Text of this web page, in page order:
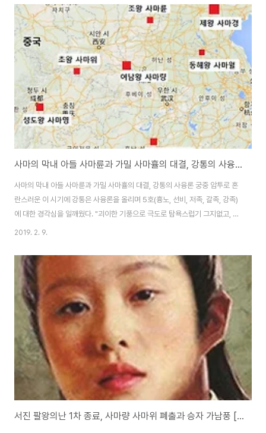
났다는 이유로 태자에게 입조를 명했다. 가황후는 시비 진무를 시켜 술 3되와
대추가 가득한 쟁반을 들고 가 태자에게 마시게 했다. 술을 잘 마시지 못하던 사
마휼은 공복에 술을 마셨다가 실수할까 두렵다며 사양했다. 가황후는 당연히
질책한다. "너는 어찌 이처럼 불효한가? 부모가 술을 내려도 마시지 않으니 술
에 무엇이라도 들..
사마의 막내 아들 사마륜과 가밀 사마휼의 대결, 강통의 사융론 [5화]
사마의 막내 아들 사마륜과 가밀 사마휼의 대결, 강통의 사융론 궁중 암투로 혼
란스러운 이 시기에 강통은 사융론을 올리며 5호(흉노, 선비, 저족, 갈족, 강족)
에 대한 경각심을 일깨웠다. "괴이한 기풍으로 극도로 탐욕스럽기 그지없고, 흉
포하고 사나운 데다 인정도 없는 자들입니다. 저들은 힘이 약하면 우리를 두려
士庶가 저들을 업신여기자 그 원한이 골수에 사무쳐 있습니다. 반드시 틈을 보
아 흉포한 성정을 드러낼 터이니 지금 저들이 피폐하고 우리의 무력이 성한 때
를 이용해 저들을 원래 살던 곳으로 쫓아내느니만 못합니다." 사마의가 살아있
었더라면 강통의 사융론을 받아들였을까? (특이하게 동진 16국 시대라 표현하
고 있습니다) 훗날..
2019. 2. 9.
서진 팔왕의난 1차 종료, 사마량 사마위 폐출과 승자 가남풍 [4화]